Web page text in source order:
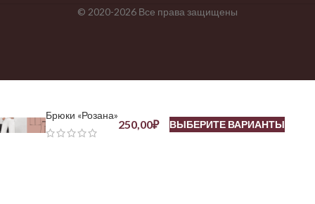
© 2020-2026 Все права защищены
Брюки «Розана»
250,00₽ ВЫБЕРИТЕ ВАРИАНТЫ